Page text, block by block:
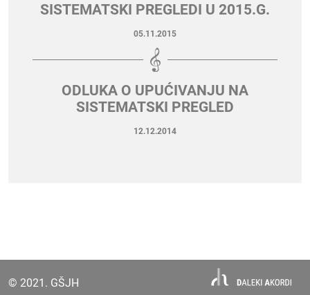
SISTEMATSKI PREGLEDI U 2015.G.
05.11.2015
ODLUKA O UPUĆIVANJU NA
SISTEMATSKI PREGLED
12.12.2014
© 2021. GŠJH